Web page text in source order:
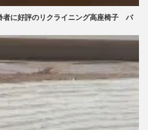
ニングチェア
椅子
に好評のリクライニング高座椅子 バ